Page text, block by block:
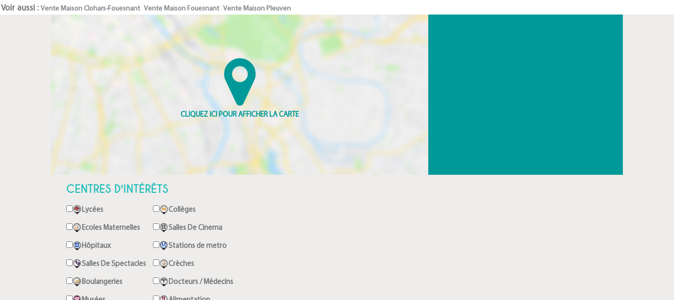
Voir aussi : Vente Maison Clohars-Fouesnant Vente Maison Fouesnant Vente Maison Pleuven
CENTRES D'INTÉRÊTS
Lycées Collèges
Ecoles Maternelles Salles De Cinema
Hôpitaux Stations de metro
Salles De Spectacles Crèches
Boulangeries Docteurs / Médecins